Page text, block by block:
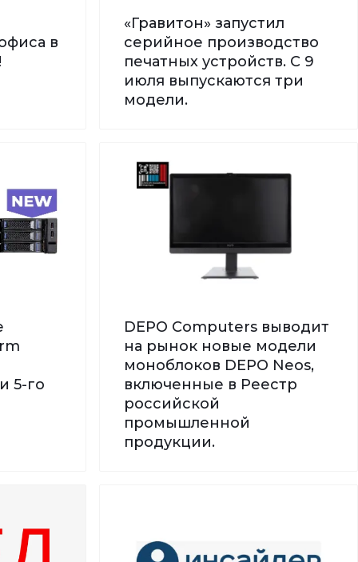
в
«Гравитон» запустил
серийное производство
печатных устройств. С 9
июля выпускаются три
модели.
5-го
DEPO Computers выводит
на рынок новые модели
моноблоков DEPO Neos,
включенные в Реестр
российской
промышленной
продукции.